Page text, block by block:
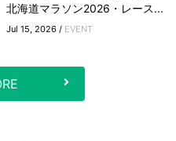
北海道マラソン2026・レース...
Jul 15, 2026 / EVENT